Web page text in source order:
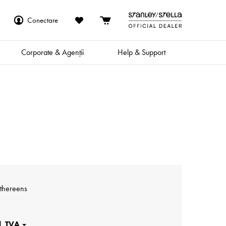
Conectare
Corporate & Agenții Help & Support